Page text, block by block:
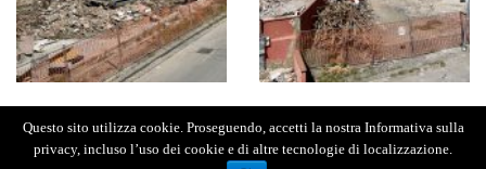
Questo sito utilizza cookie. Proseguendo, accetti la nostra Informativa sulla
privacy, incluso l’uso dei cookie e di altre tecnologie di localizzazione.